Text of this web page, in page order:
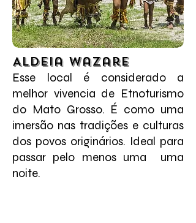
Aldeia Wazare
Esse local é considerado a
melhor vivencia de Etnoturismo
do Mato Grosso. É como uma
imersão nas tradições e culturas
dos povos originários. Ideal para
passar pelo menos uma uma
noite.